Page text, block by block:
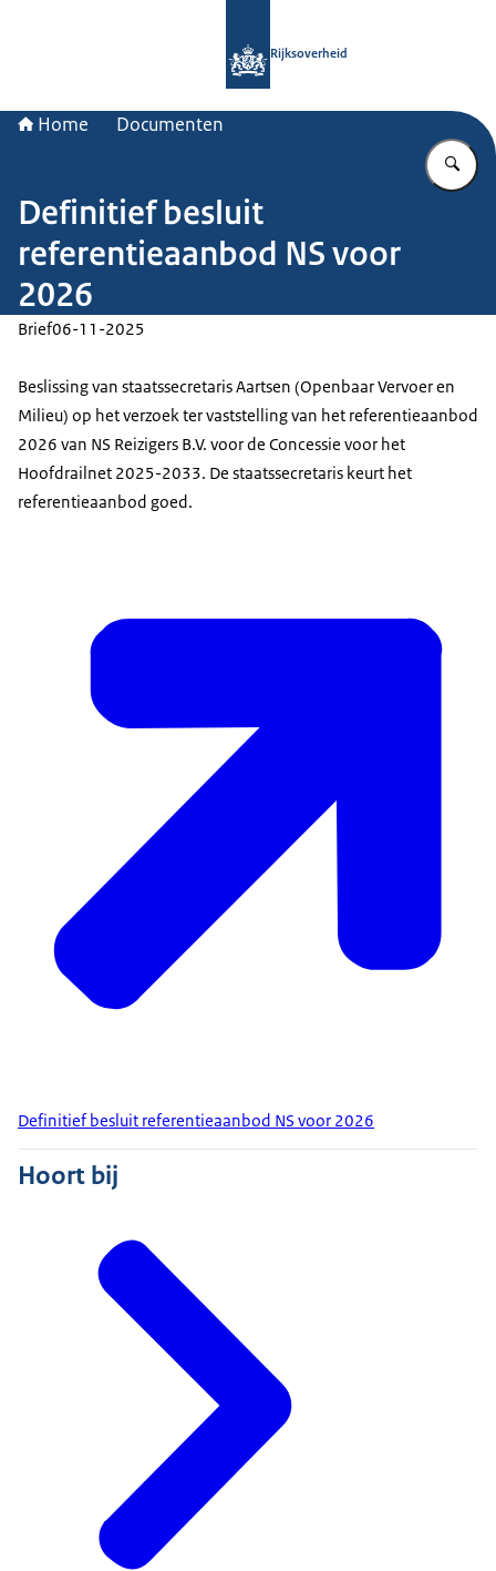
Rijksoverheid
Home Documenten
Definitief besluit
referentieaanbod NS voor
2026
Brief06-11-2025
Beslissing van staatssecretaris Aartsen (Openbaar Vervoer en
Milieu) op het verzoek ter vaststelling van het referentieaanbod
2026 van NS Reizigers B.V. voor de Concessie voor het
Hoofdrailnet 2025-2033. De staatssecretaris keurt het
referentieaanbod goed.
Definitief besluit referentieaanbod NS voor 2026
Hoort bij